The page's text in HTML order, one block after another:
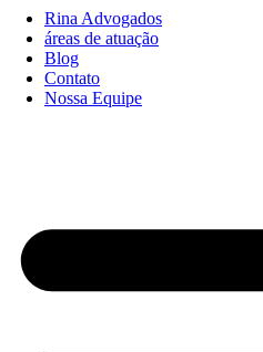
Rina Advogados
áreas de atuação
Blog
Contato
Nossa Equipe